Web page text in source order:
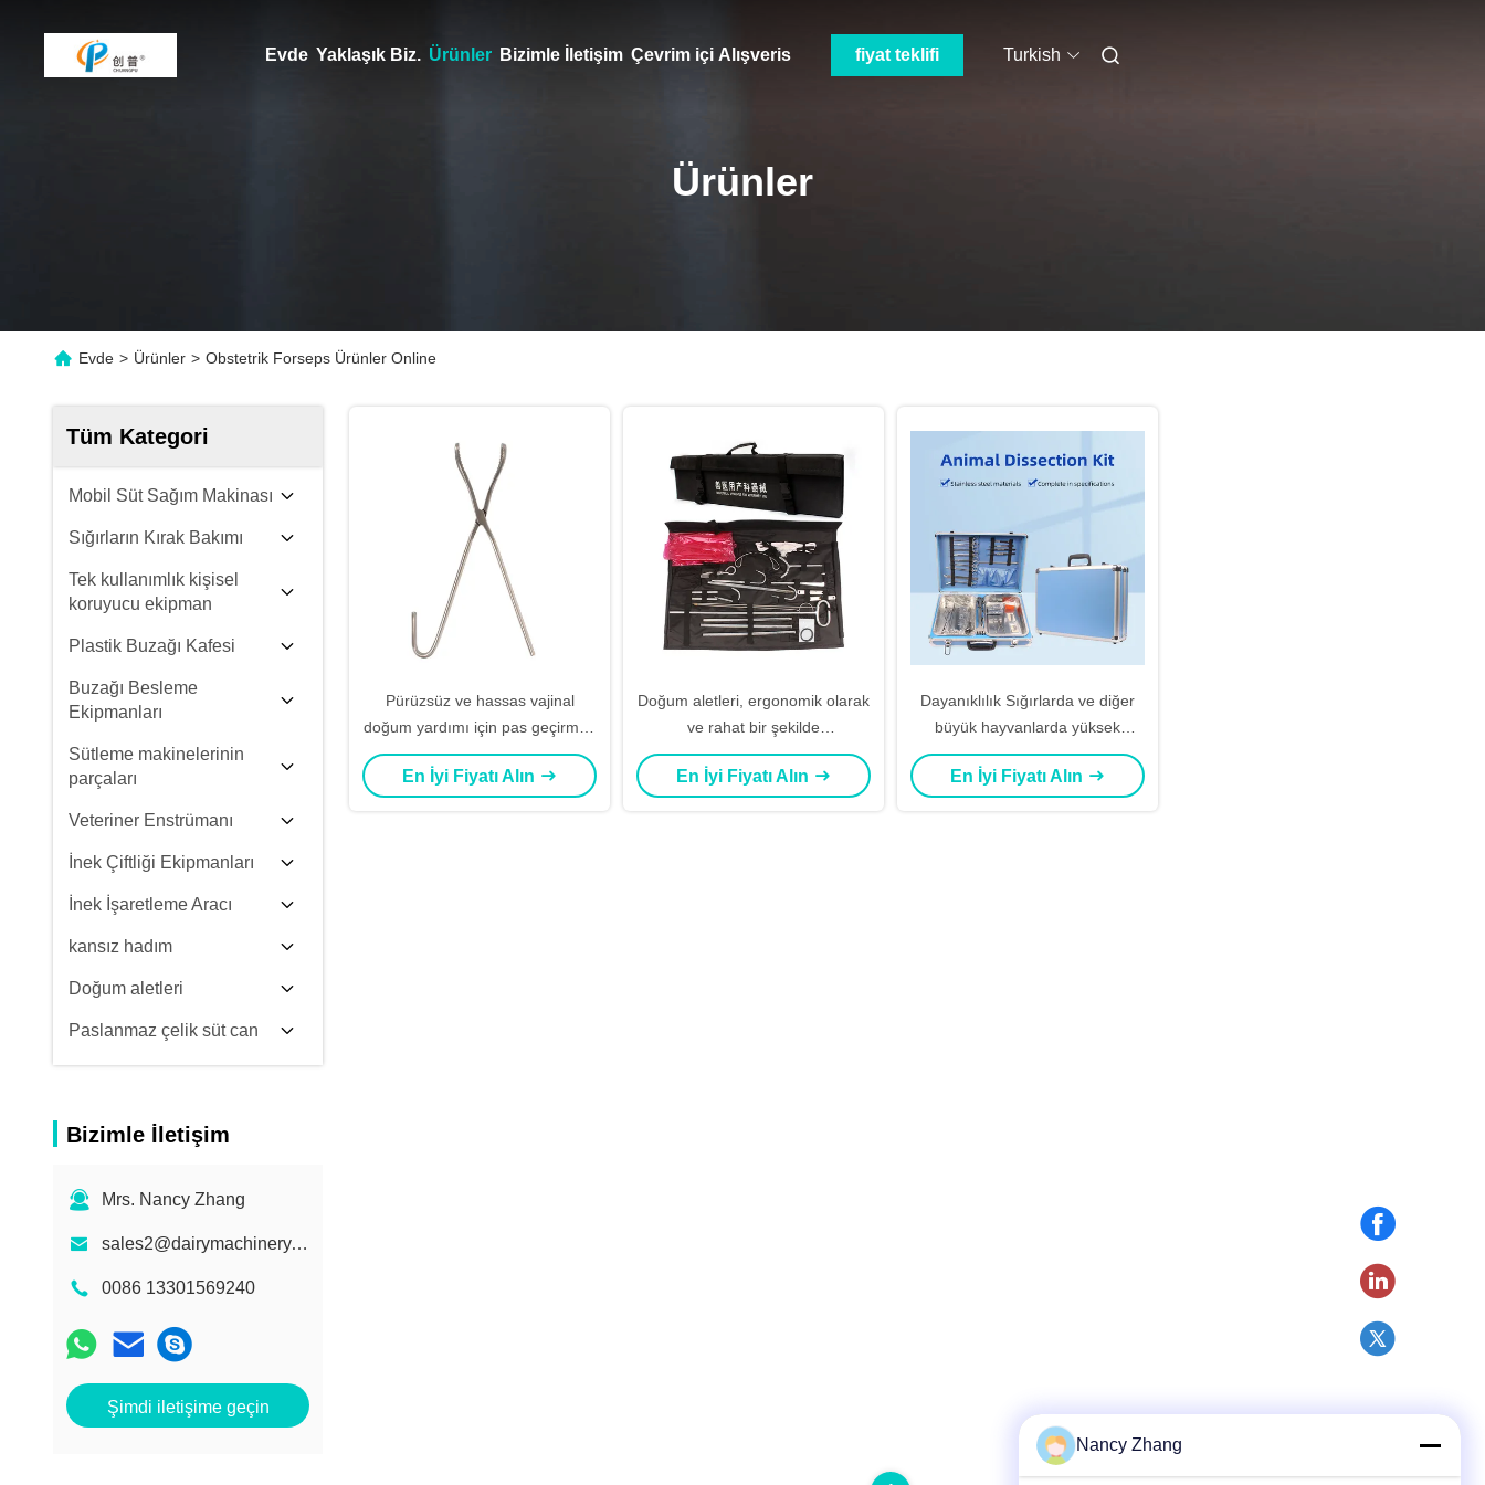
Evde Yaklaşık Biz. Ürünler Bizimle İletişim Çevrim içi Alışveris fiyat teklifi Turkish
Ürünler
Evde > Ürünler > Obstetrik Forseps Ürünler Online
Tüm Kategori
Mobil Süt Sağım Makinası
Sığırların Kırak Bakımı
Tek kullanımlık kişisel
koruyucu ekipman
Plastik Buzağı Kafesi
Buzağı Besleme
Ekipmanları
Sütleme makinelerinin
parçaları
Veteriner Enstrümanı
İnek Çiftliği Ekipmanları
İnek İşaretleme Aracı
kansız hadım
Doğum aletleri
Paslanmaz çelik süt can
Bizimle İletişim
Mrs. Nancy Zhang
sales2@dairymachinery.cc
0086 13301569240
Şimdi iletişime geçin
Pürüzsüz ve hassas vajinal
doğum yardımı için pas geçirmez
doğum kripsi
En İyi Fiyatı Alın
Doğum aletleri, ergonomik olarak
ve rahat bir şekilde
malzemelerden yapılmıştır.
En İyi Fiyatı Alın
Dayanıklılık Sığırlarda ve diğer
büyük hayvanlarda yüksek
dayanıklılık için pas geçirmez
parçalama aletleri
En İyi Fiyatı Alın
Nancy Zhang